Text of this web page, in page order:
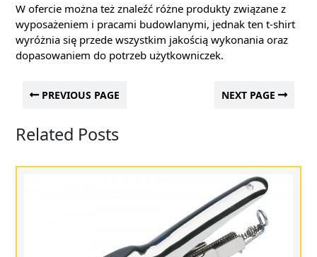
W ofercie można też znaleźć różne produkty związane z
wyposażeniem i pracami budowlanymi, jednak ten t-shirt
wyróżnia się przede wszystkim jakością wykonania oraz
dopasowaniem do potrzeb użytkowniczek.
PREVIOUS PAGE NEXT PAGE
Related Posts